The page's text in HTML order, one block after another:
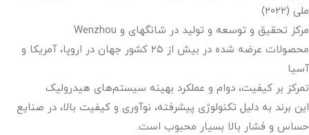
ملی (۲۰۲۲)
مرکز تحقیق و توسعه و تولید در شانگهای و Wenzhou
محصولات عرضه شده در بیش از ۲۵ کشور جهان در اروپا، آمریکا و
آسیا
تمرکز بر کیفیت، دوام و عملکرد بهینه سیستم‌های هیدرولیک
این برند به دلیل تکنولوژی پیشرفته، نوآوری و کیفیت بالا، در صنایع
حساس و فشار بالا بسیار محبوب است.